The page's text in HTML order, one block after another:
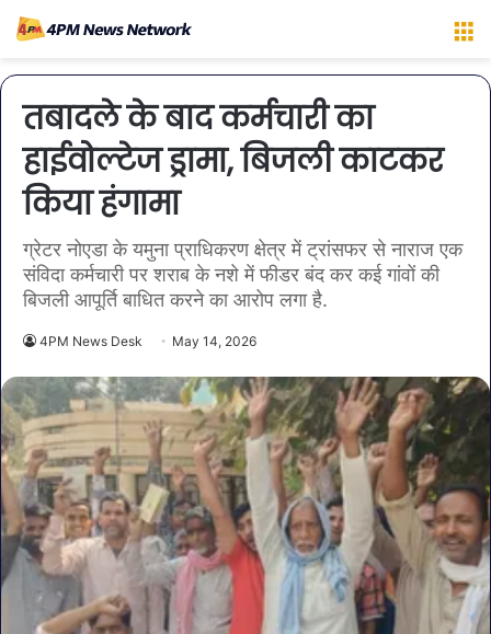
तबादले के बाद कर्मचारी का
हाईवोल्टेज ड्रामा, बिजली काटकर
किया हंगामा
ग्रेटर नोएडा के यमुना प्राधिकरण क्षेत्र में ट्रांसफर से नाराज एक
संविदा कर्मचारी पर शराब के नशे में फीडर बंद कर कई गांवों की
बिजली आपूर्ति बाधित करने का आरोप लगा है.
4PM News Desk May 14, 2026